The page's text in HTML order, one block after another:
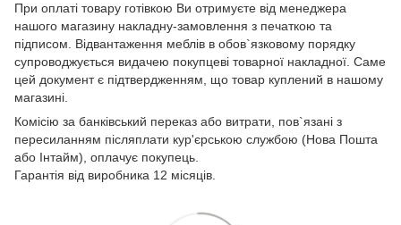
При оплаті товару готівкою Ви отримуєте від менеджера
нашого магазину накладну-замовлення з печаткою та
підписом. Відвантаження меблів в обов`язковому порядку
супроводжується видачею покупцеві товарної накладної. Саме
цей документ є підтвердженням, що товар куплений в нашому
магазині.
Комісію за банківський переказ або витрати, пов`язані з
пересиланням післяплати кур'єрською службою (Нова Пошта
або Інтайм), оплачує покупець.
Гарантія від виробника 12 місяців.